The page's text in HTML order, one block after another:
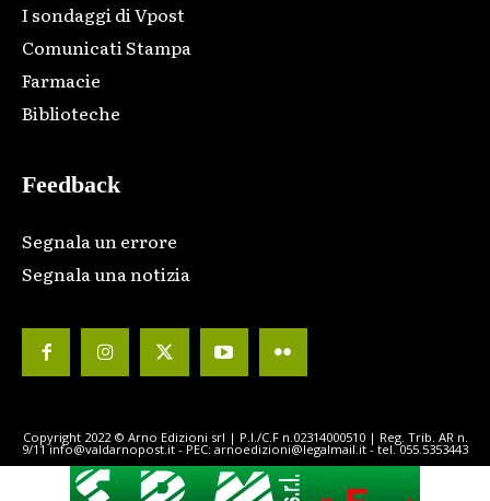
I sondaggi di Vpost
Comunicati Stampa
Farmacie
Biblioteche
Feedback
Segnala un errore
Segnala una notizia
Copyright 2022 © Arno Edizioni srl | P.I./C.F n.02314000510 | Reg. Trib. AR n.
9/11 info@valdarnopost.it - PEC: arnoedizioni@legalmail.it - tel. 055.5353443